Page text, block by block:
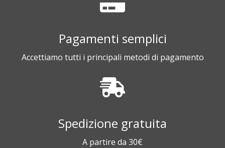
Pagamenti semplici
Accettiamo tutti i principali metodi di pagamento
Spedizione gratuita
A partire da 30€